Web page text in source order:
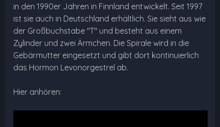
in den 1990er Jahren in Finnland entwickelt. Seit 1997
ist sie auch in Deutschland erhältlich. Sie sieht aus wie
der Großbuchstabe "T" und besteht aus einem
Zylinder und zwei Ärmchen. Die Spirale wird in die
Gebärmutter eingesetzt und gibt dort kontinuierlich
das Hormon Levonorgestrel ab.
Hier anhören: